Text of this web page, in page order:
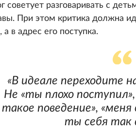
советует разговаривать с
При этом критика должна
а в адрес его поступка.
«В идеале переходите
Не «ты плохо
такое поведение»,
ты себя так